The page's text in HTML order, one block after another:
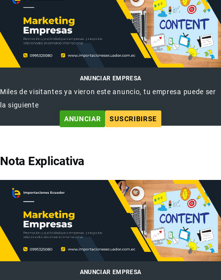
ANUNCIAR EMPRESA
Miles de visitantes ya vieron este anuncio, tu empresa puede ser
la siguiente
ANUNCIAR
SUSCRIBIRSE
Nota Explicativa
ANUNCIAR EMPRESA